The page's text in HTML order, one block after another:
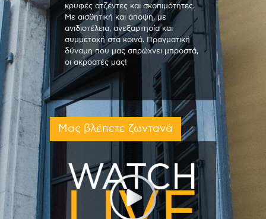
κρυφές ατζέντες και σκοπιμότητες.
Με αισθητική και άποψη, με
ανιδιοτέλεια, ανεξαρτησία και
συμμετοχή στα κοινά. Πραγματική
δύναμη που μας σπρώχνει μπροστά,
οι ακροατές μας!
Μας βλέπετε ζωντανά